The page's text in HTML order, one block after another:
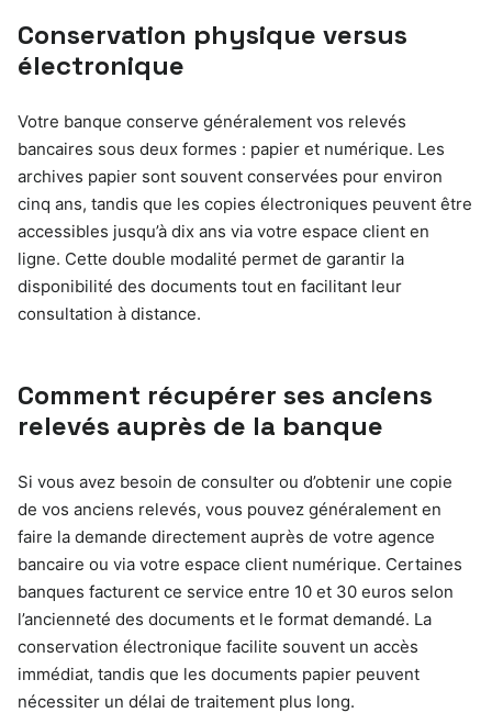
Conservation physique versus
électronique
Votre banque conserve généralement vos relevés
bancaires sous deux formes : papier et numérique. Les
archives papier sont souvent conservées pour environ
cinq ans, tandis que les copies électroniques peuvent être
accessibles jusqu’à dix ans via votre espace client en
ligne. Cette double modalité permet de garantir la
disponibilité des documents tout en facilitant leur
consultation à distance.
Comment récupérer ses anciens
relevés auprès de la banque
Si vous avez besoin de consulter ou d’obtenir une copie
de vos anciens relevés, vous pouvez généralement en
faire la demande directement auprès de votre agence
bancaire ou via votre espace client numérique. Certaines
banques facturent ce service entre 10 et 30 euros selon
l’ancienneté des documents et le format demandé. La
conservation électronique facilite souvent un accès
immédiat, tandis que les documents papier peuvent
nécessiter un délai de traitement plus long.